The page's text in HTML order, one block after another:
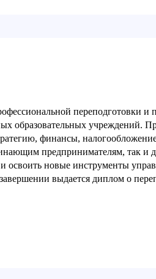
переподготовки
образовательных учреждений.
финансы,
предпринимателям, так и
новые инструменты
выдается диплом о